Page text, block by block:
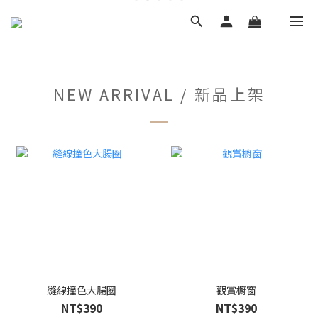
NEW ARRIVAL / 新品上架
縫線撞色大腸圈
NT$390
觀賞櫥窗
NT$390